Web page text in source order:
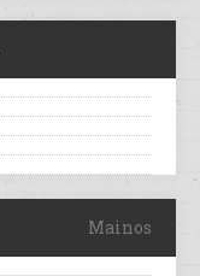
Mainos